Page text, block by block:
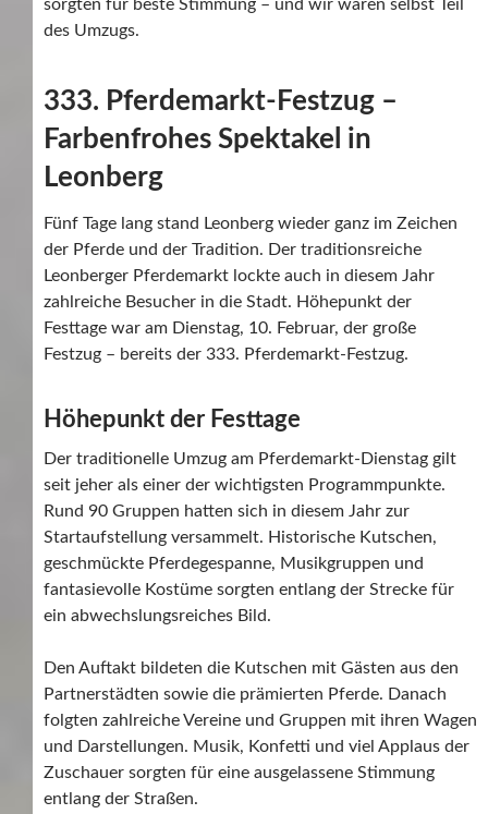
sorgten für beste Stimmung – und wir waren selbst Teil
des Umzugs.
333. Pferdemarkt-Festzug –
Farbenfrohes Spektakel in
Leonberg
Fünf Tage lang stand Leonberg wieder ganz im Zeichen
der Pferde und der Tradition. Der traditionsreiche
Leonberger Pferdemarkt lockte auch in diesem Jahr
zahlreiche Besucher in die Stadt. Höhepunkt der
Festtage war am Dienstag, 10. Februar, der große
Festzug – bereits der 333. Pferdemarkt-Festzug.
Höhepunkt der Festtage
Der traditionelle Umzug am Pferdemarkt-Dienstag gilt
seit jeher als einer der wichtigsten Programmpunkte.
Rund 90 Gruppen hatten sich in diesem Jahr zur
Startaufstellung versammelt. Historische Kutschen,
geschmückte Pferdegespanne, Musikgruppen und
fantasievolle Kostüme sorgten entlang der Strecke für
ein abwechslungsreiches Bild.
Den Auftakt bildeten die Kutschen mit Gästen aus den
Partnerstädten sowie die prämierten Pferde. Danach
folgten zahlreiche Vereine und Gruppen mit ihren Wagen
und Darstellungen. Musik, Konfetti und viel Applaus der
Zuschauer sorgten für eine ausgelassene Stimmung
entlang der Straßen.